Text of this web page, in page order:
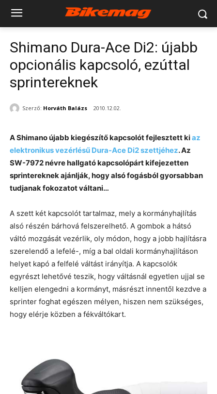
Shimano Dura-Ace Di2: újabb
opcionális kapcsoló, ezúttal
sprintereknek
Szerző: Horváth Balázs 2010.12.02.
A Shimano újabb kiegészítő kapcsolót fejlesztett kiaz
elektronikus vezérlésű Dura-Ace Di2 szettjéhez. Az
SW-7972 névre hallgató kapcsolópárt kifejezetten
sprintereknek ajánlják, hogy alsó fogásból gyorsabban
tudjanak fokozatot váltani…
A szett két kapcsolót tartalmaz, mely a kormányhajlítás
alsó részén bárhová felszerelhető. A gombok a hátsó
váltó mozgását vezérlik, oly módon, hogy a jobb hajlításra
szerelendő a lefelé-, míg a bal oldali kormányhajlításon
helyet kapó a felfelé váltást irányítja. A kapcsolók
egyrészt lehetővé teszik, hogy váltásnál egyetlen ujjal se
kelljen elengedni a kormányt, másrészt innentől kezdve a
sprinter foghat egészen mélyen, hiszen nem szükséges,
hogy elérje közben a fékváltókart.